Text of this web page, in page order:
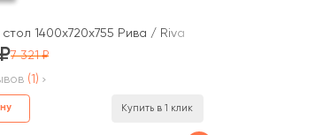
1400x720x755 Рива / Riva
7 321
(1)
Купить в 1 клик